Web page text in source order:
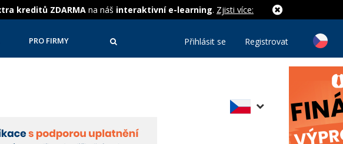
kreditů ZDARMA na náš interaktivní e-learning. Zjisti více:
PRO FIRMY Přihlásit se Registrovat